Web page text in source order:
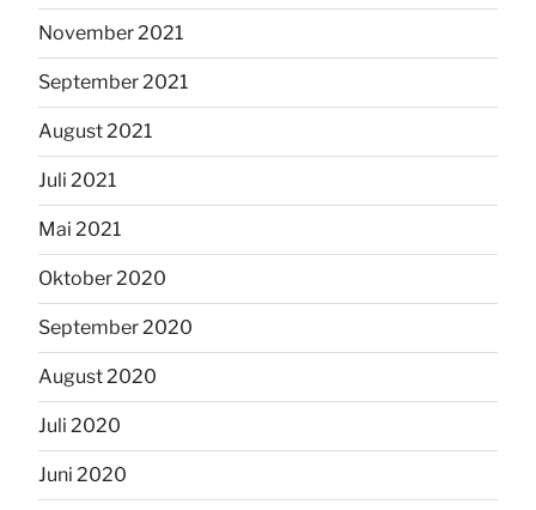
November 2021
September 2021
August 2021
Juli 2021
Mai 2021
Oktober 2020
September 2020
August 2020
Juli 2020
Juni 2020